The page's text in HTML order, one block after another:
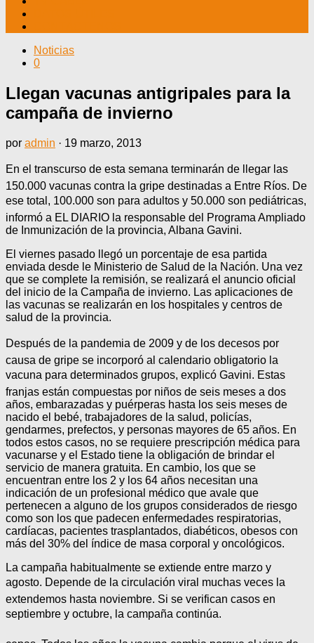
Noticias
0
Llegan vacunas antigripales para la
campaña de invierno
por admin · 19 marzo, 2013
En el transcurso de esta semana terminarán de llegar las
150.000 vacunas contra la gripe destinadas a Entre Ríos. De
ese total, 100.000 son para adultos y 50.000 son pediátricas,
informó a EL DIARIO la responsable del Programa Ampliado
de Inmunización de la provincia, Albana Gavini.
El viernes pasado llegó un porcentaje de esa partida
enviada desde le Ministerio de Salud de la Nación. Una vez
que se complete la remisión, se realizará el anuncio oficial
del inicio de la Campaña de invierno. Las aplicaciones de
las vacunas se realizarán en los hospitales y centros de
salud de la provincia.
Después de la pandemia de 2009 y de los decesos por
causa de gripe se incorporó al calendario obligatorio la
vacuna para determinados grupos, explicó Gavini. Estas
franjas están compuestas por niños de seis meses a dos
años, embarazadas y puérperas hasta los seis meses de
nacido el bebé, trabajadores de la salud, policías,
gendarmes, prefectos, y personas mayores de 65 años. En
todos estos casos, no se requiere prescripción médica para
vacunarse y el Estado tiene la obligación de brindar el
servicio de manera gratuita. En cambio, los que se
encuentran entre los 2 y los 64 años necesitan una
indicación de un profesional médico que avale que
pertenecen a alguno de los grupos considerados de riesgo
como son los que padecen enfermedades respiratorias,
cardíacas, pacientes trasplantados, diabéticos, obesos con
más del 30% del índice de masa corporal y oncológicos.
La campaña habitualmente se extiende entre marzo y
agosto. Depende de la circulación viral muchas veces la
extendemos hasta noviembre. Si se verifican casos en
septiembre y octubre, la campaña continúa.